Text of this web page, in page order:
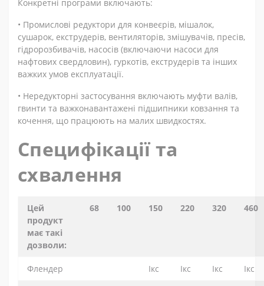
Конкретні програми включають:
• Промислові редуктори для конвеєрів, мішалок,
сушарок, екструдерів, вентиляторів, змішувачів, пресів,
гідророзбивачів, насосів (включаючи насоси для
нафтових свердловин), гуркотів, екструдерів та інших
важких умов експлуатації.
• Нередукторні застосування включають муфти валів,
гвинти та важконавантажені підшипники ковзання та
кочення, що працюють на малих швидкостях.
Специфікації та
схвалення
Цей
продукт
має такі
дозволи:
68 100 150 220 320 460
Флендер Ікс Ікс Ікс Ікс